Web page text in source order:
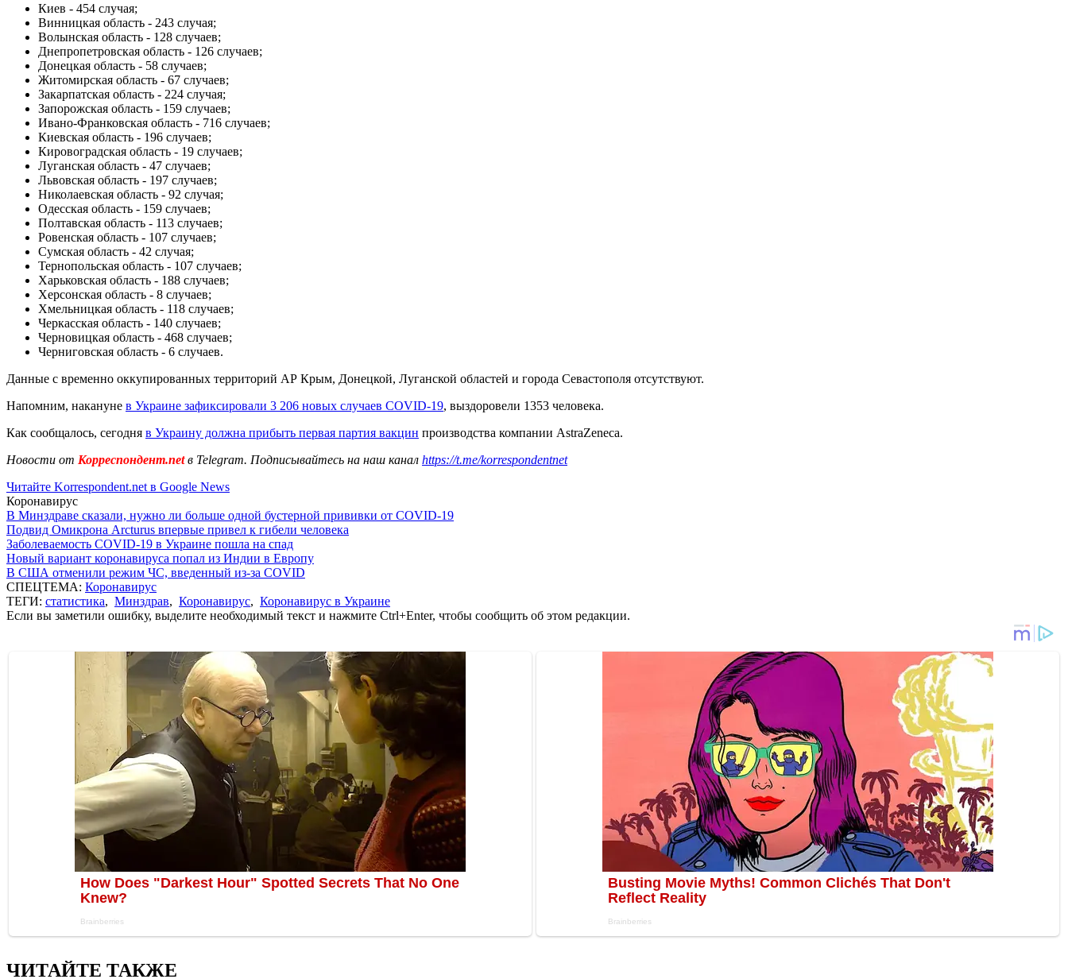
Киев - 454 случая;
Винницкая область - 243 случая;
Волынская область - 128 случаев;
Днепропетровская область - 126 случаев;
Донецкая область - 58 случаев;
Житомирская область - 67 случаев;
Закарпатская область - 224 случая;
Запорожская область - 159 случаев;
Ивано-Франковская область - 716 случаев;
Киевская область - 196 случаев;
Кировоградская область - 19 случаев;
Луганская область - 47 случаев;
Львовская область - 197 случаев;
Николаевская область - 92 случая;
Одесская область - 159 случаев;
Полтавская область - 113 случаев;
Ровенская область - 107 случаев;
Сумская область - 42 случая;
Тернопольская область - 107 случаев;
Харьковская область - 188 случаев;
Херсонская область - 8 случаев;
Хмельницкая область - 118 случаев;
Черкасская область - 140 случаев;
Черновицкая область - 468 случаев;
Черниговская область - 6 случаев.
Данные с временно оккупированных территорий АР Крым, Донецкой, Луганской областей и города Севастополя отсутствуют.
Напомним, накануне в Украине зафиксировали 3 206 новых случаев COVID-19, выздоровели 1353 человека.
Как сообщалось, сегодня в Украину должна прибыть первая партия вакцин производства компании AstraZeneca.
Новости от Корреспондент.netв Telegram. Подписывайтесь на наш канал https://t.me/korrespondentnet
Читайте Korrespondent.net в Google News
Коронавирус
В Минздраве сказали, нужно ли больше одной бустерной прививки от COVID-19
Подвид Омикрона Arcturus впервые привел к гибели человека
Заболеваемость COVID-19 в Украине пошла на спад
Новый вариант коронавируса попал из Индии в Европу
В США отменили режим ЧС, введенный из-за COVID
СПЕЦТЕМА: Коронавирус
ТЕГИ: статистика, Минздрав, Коронавирус, Коронавирус в Украине
Если вы заметили ошибку, выделите необходимый текст и нажмите Ctrl+Enter, чтобы сообщить об этом редакции.
ЧИТАЙТЕ ТАКЖЕ